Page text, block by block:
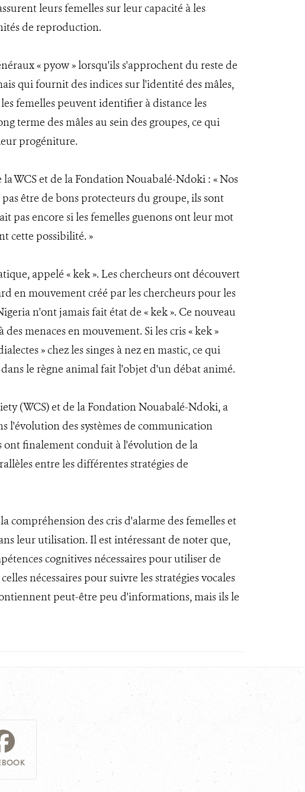
leurs femelles sur leur capacité à les
de reproduction.
« pyow » lorsqu'ils s'approchent du reste de
qui fournit des indices sur l'identité des mâles,
femelles peuvent identifier à distance les
terme des mâles au sein des groupes, ce qui
progéniture.
WCS et de la Fondation Nouabalé-Ndoki : « Nos
être de bons protecteurs du groupe, ils sont
pas encore si les femelles guenons ont leur mot
cette possibilité. »
appelé « kek ». Les chercheurs ont découvert
en mouvement créé par les chercheurs pour les
n'ont jamais fait état de « kek ». Ce nouveau
menaces en mouvement. Si les cris « kek »
» chez les singes à nez en mastic, ce qui
le règne animal fait l'objet d'un débat animé.
(WCS) et de la Fondation Nouabalé-Ndoki, a
l'évolution des systèmes de communication
ont finalement conduit à l'évolution de la
entre les différentes stratégies de
compréhension des cris d'alarme des femelles et
leur utilisation. Il est intéressant de noter que,
cognitives nécessaires pour utiliser de
nécessaires pour suivre les stratégies vocales
peut-être peu d'informations, mais ils le